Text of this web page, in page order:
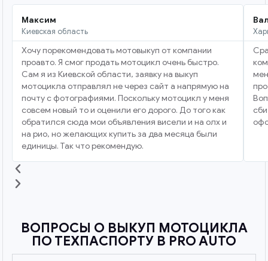
Максим
Киевская область
Хочу порекомендовать мотовыкуп от компании
проавто. Я смог продать мотоцикл очень быстро.
Сам я из Киевской области, заявку на выкуп
мотоцикла отправлял не через сайт а напрямую на
почту с фотографиями. Поскольку мотоцикл у меня
совсем новый то и оценили его дорого. До того как
обратился сюда мои объявления висели и на олх и
на рио, но желающих купить за два месяца были
единицы. Так что рекомендую.
ВОПРОСЫ О ВЫКУП МОТОЦИКЛА
ПО ТЕХПАСПОРТУ В PRO AUTO